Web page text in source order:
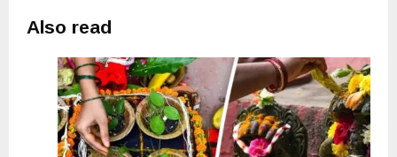
Also read